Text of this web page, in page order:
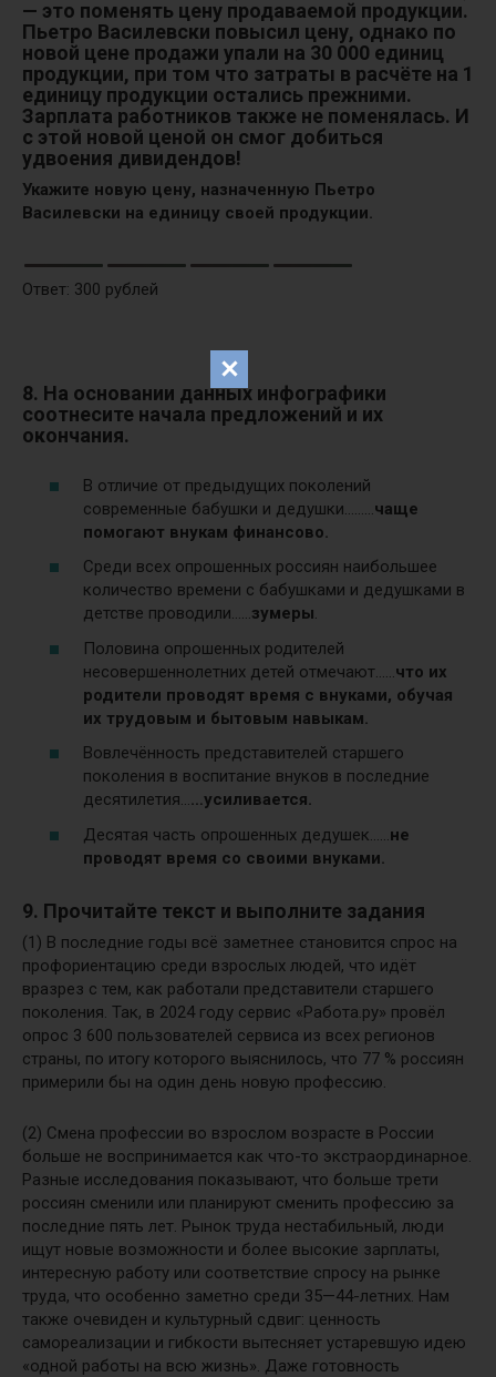
— это поменять цену продаваемой продукции.
Пьетро Василевски повысил цену, однако по
новой цене продажи упали на 30 000 единиц
продукции, при том что затраты в расчёте на 1
единицу продукции остались прежними.
Зарплата работников также не поменялась. И
с этой новой ценой он смог добиться
удвоения дивидендов!
Укажите новую цену, назначенную Пьетро
Василевски на единицу своей продукции.
Ответ: 300 рублей
8. На основании данных инфографики
соотнесите начала предложений и их
окончания.
В отличие от предыдущих поколений
современные бабушки и дедушки……… чаще
помогают внукам финансово.
Среди всех опрошенных россиян наибольшее
количество времени с бабушками и дедушками в
детстве проводили……зумеры.
Половина опрошенных родителей
несовершеннолетних детей отмечают…… что их
родители проводят время с внуками, обучая
их трудовым и бытовым навыкам.
Вовлечённость представителей старшего
поколения в воспитание внуков в последние
десятилетия……усиливается.
Десятая часть опрошенных дедушек…… не
проводят время со своими внуками.
9. Прочитайте текст и выполните задания
(1) В последние годы всё заметнее становится спрос на
профориентацию среди взрослых людей, что идёт
вразрез с тем, как работали представители старшего
поколения. Так, в 2024 году сервис «Работа.ру» провёл
опрос 3 600 пользователей сервиса из всех регионов
страны, по итогу которого выяснилось, что 77 % россиян
примерили бы на один день новую профессию.
(2) Смена профессии во взрослом возрасте в России
больше не воспринимается как что-то экстраординарное.
Разные исследования показывают, что больше трети
россиян сменили или планируют сменить профессию за
последние пять лет. Рынок труда нестабильный, люди
ищут новые возможности и более высокие зарплаты,
интересную работу или соответствие спросу на рынке
труда, что особенно заметно среди 35—44-летних. Нам
также очевиден и культурный сдвиг: ценность
самореализации и гибкости вытесняет устаревшую идею
«одной работы на всю жизнь». Даже готовность